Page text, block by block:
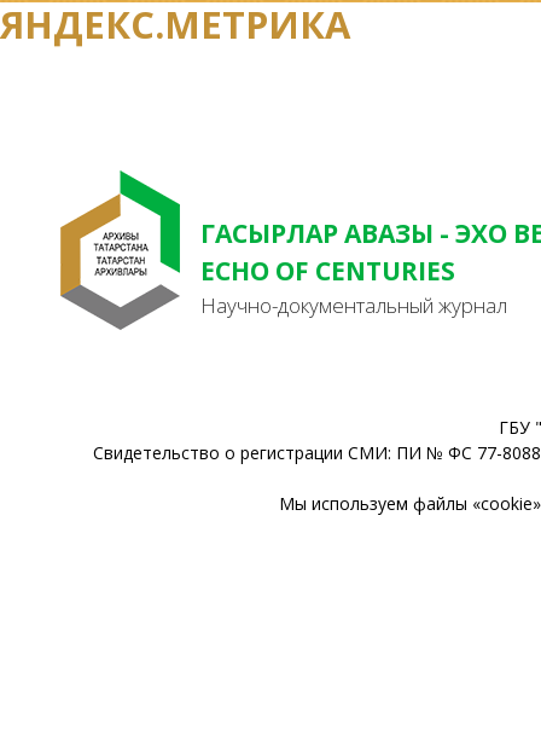
ЯНДЕКС.МЕТРИКА
ГАСЫРЛАР АВАЗЫ - ЭХО
ECHO OF CENTURIES
Научно-документальный журнал
ГБУ
Свидетельство о регистрации СМИ: ПИ № ФС 77-
Мы используем файлы «cookie»